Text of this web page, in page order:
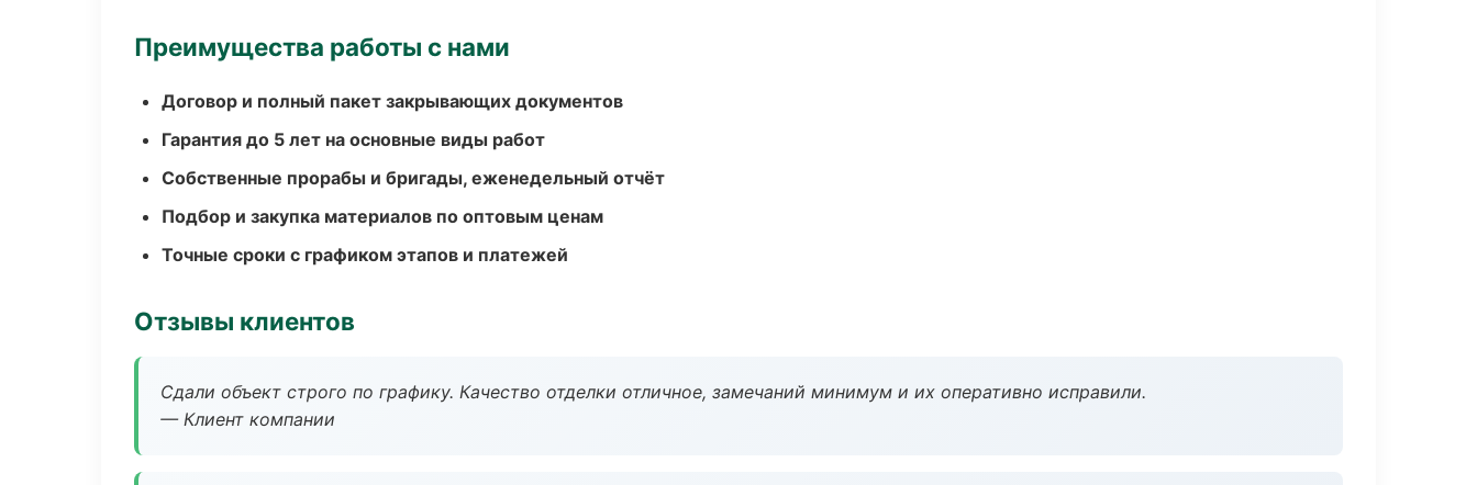
Преимущества работы с нами
Договор и полный пакет закрывающих документов
Гарантия до 5 лет на основные виды работ
Собственные прорабы и бригады, еженедельный отчёт
Подбор и закупка материалов по оптовым ценам
Точные сроки с графиком этапов и платежей
Отзывы клиентов
Сдали объект строго по графику. Качество отделки отличное, замечаний минимум и их оперативно исправили.
— Клиент компании